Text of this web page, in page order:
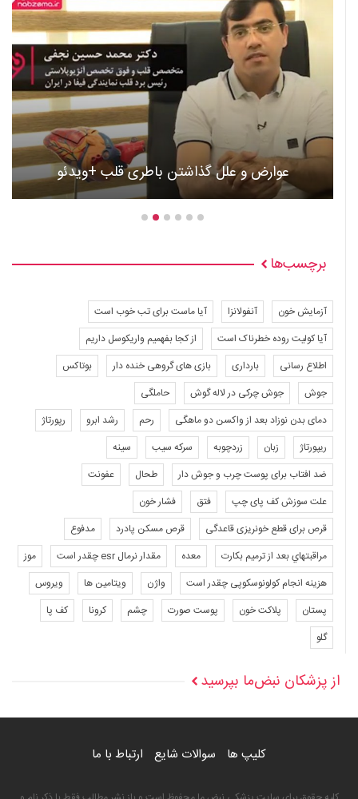
عوارض و علل گذاشتن باطری قلب +ویدئو
برچسب‌ها
آزمایش خون آنفولانزا
آیا ماست برای تب خوب است
آیا کولیت روده خطرناک است
از کجا بفهمیم واریکوسل داریم
اطلاع رسانی
بارداری بازی های گروهی خنده دار
بوتاکس
جوش
جوش چرکی در لاله گوش
حاملگی
دمای بدن نوزاد بعد از واکسن دو ماهگی
رحم رشد ابرو
رپورتاژ
ریپورتاژ
زبان زردچوبه سرکه سیب
سینه
ضد افتاب برای پوست چرب و جوش دار
طحال
عفونت
علت سوزش کف پای چپ
فتق
فشار خون
قرص برای قطع خونریزی قاعدگی
قرص مسکن پادرد
مدفوع
مراقبتهاي بعد از ترميم بكارت
معده مقدار نرمال esr چقدر است
موز
هزینه انجام کولونوسکوپی چقدر است
واژن ویتامین ها
ویروس
پستان
پلاکت خون پوست صورت چشم کرونا
کف پا
گلو
از پزشکان نبض‌ما بپرسید
کلیپ ها سوالات شایع ارتباط با ما